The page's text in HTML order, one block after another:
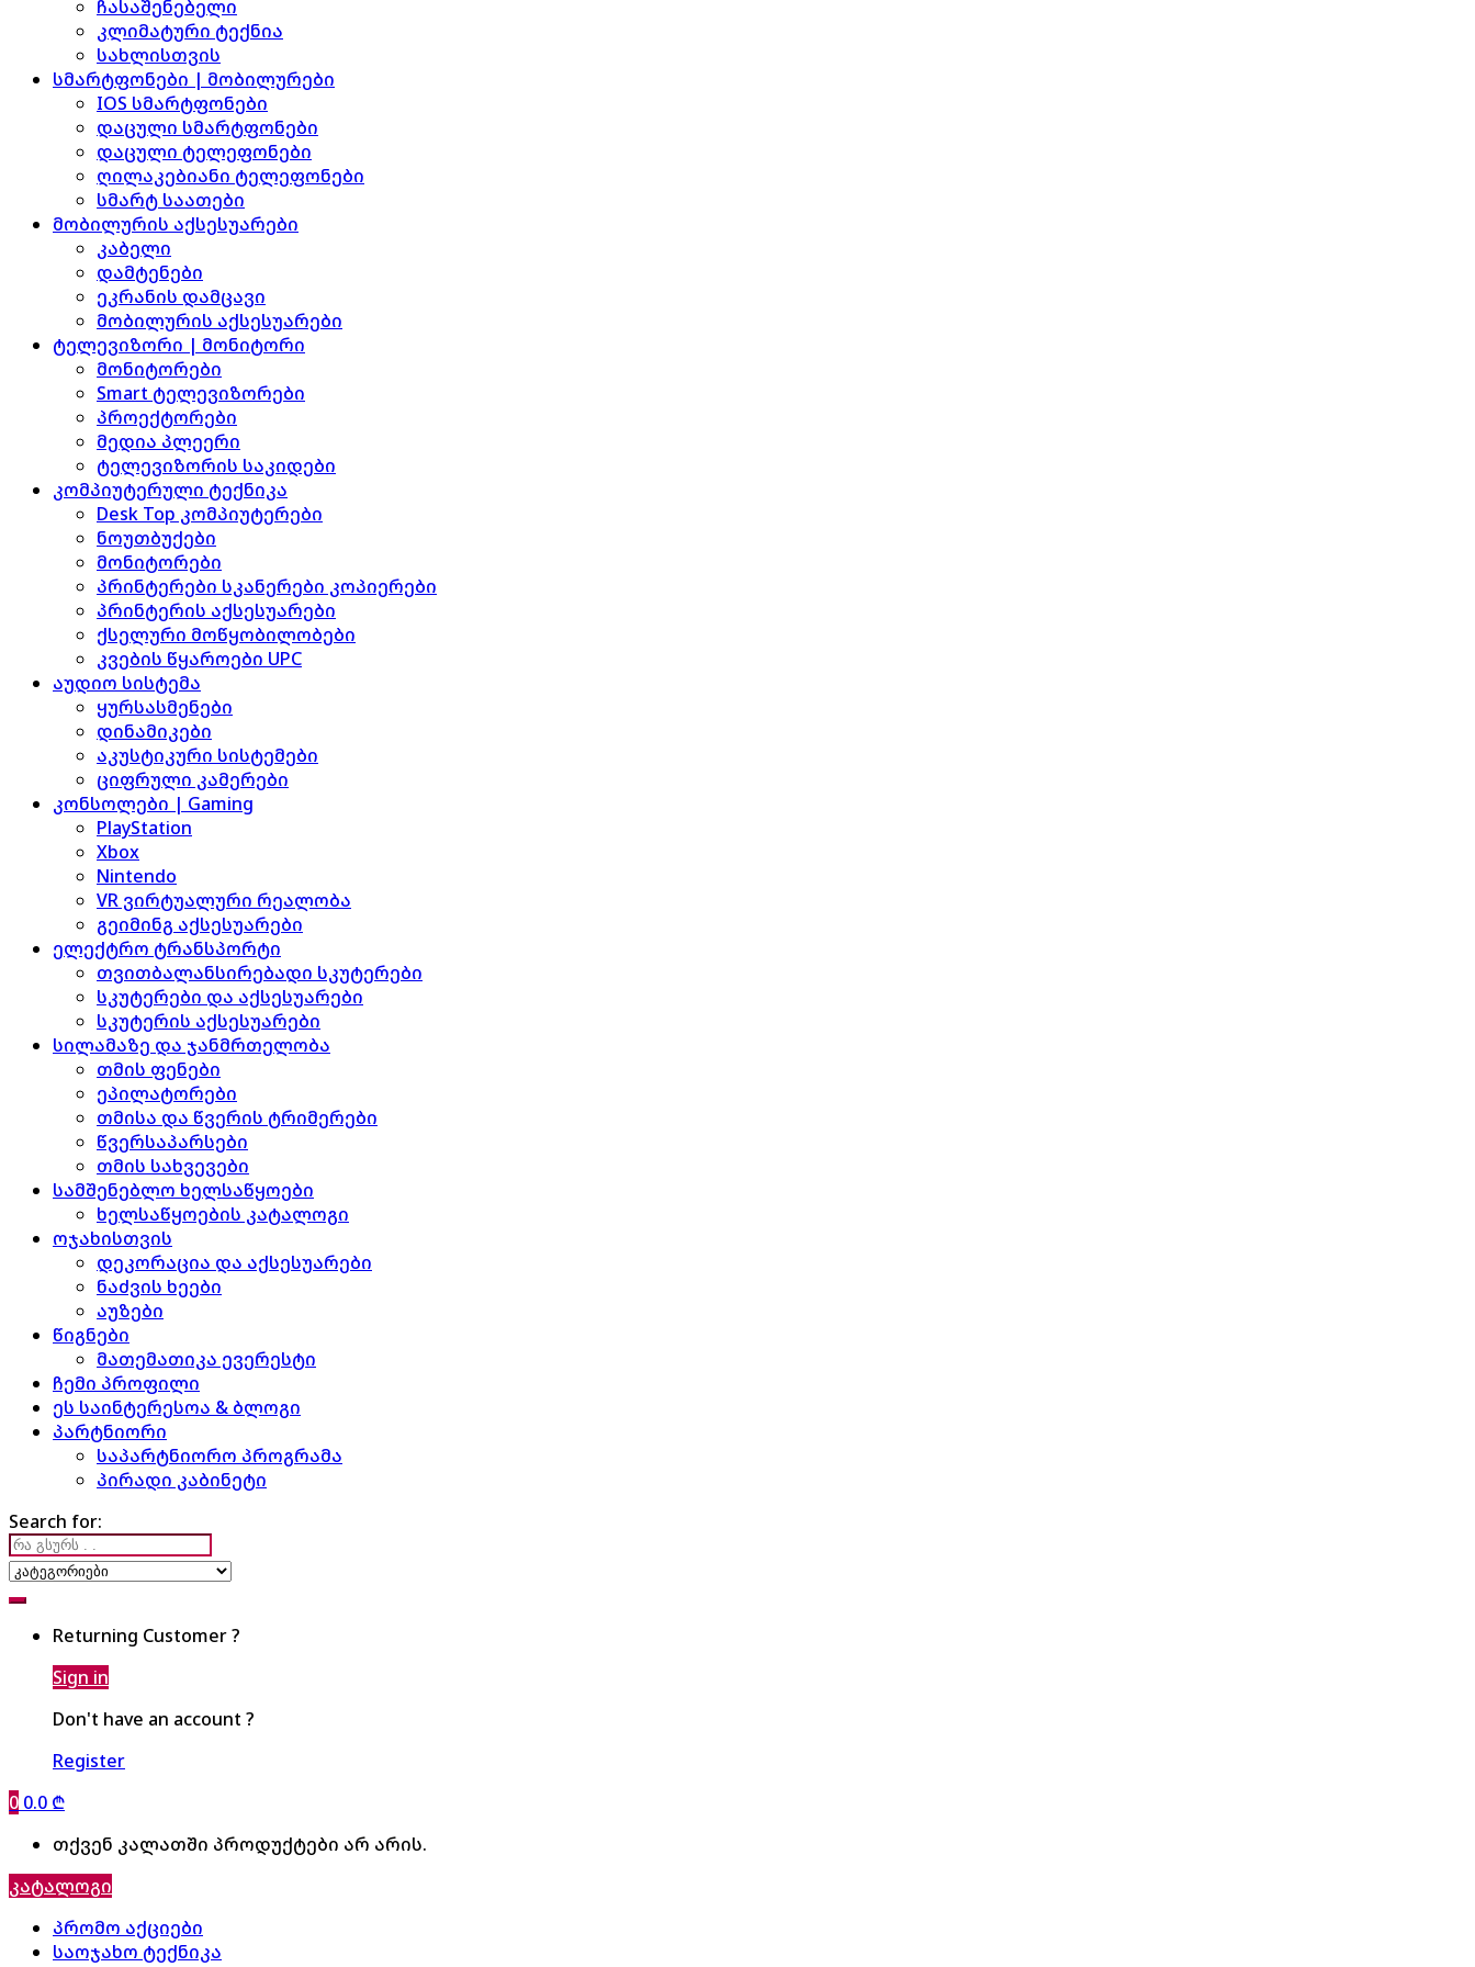
ჩასაშენებელი
კლიმატური ტექნია
სახლისთვის
სმარტფონები | მობილურები
IOS სმარტფონები
დაცული სმარტფონები
დაცული ტელეფონები
ღილაკებიანი ტელეფონები
სმარტ საათები
მობილურის აქსესუარები
კაბელი
დამტენები
ეკრანის დამცავი
მობილურის აქსესუარები
ტელევიზორი | მონიტორი
მონიტორები
Smart ტელევიზორები
პროექტორები
მედია პლეერი
ტელევიზორის საკიდები
კომპიუტერული ტექნიკა
Desk Top კომპიუტერები
ნოუთბუქები
მონიტორები
პრინტერები სკანერები კოპიერები
პრინტერის აქსესუარები
ქსელური მოწყობილობები
კვების წყაროები UPC
აუდიო სისტემა
ყურსასმენები
დინამიკები
აკუსტიკური სისტემები
ციფრული კამერები
კონსოლები | Gaming
PlayStation
Xbox
Nintendo
VR ვირტუალური რეალობა
გეიმინგ აქსესუარები
ელექტრო ტრანსპორტი
თვითბალანსირებადი სკუტერები
სკუტერები და აქსესუარები
სკუტერის აქსესუარები
სილამაზე და ჯანმრთელობა
თმის ფენები
ეპილატორები
თმისა და წვერის ტრიმერები
წვერსაპარსები
თმის სახვევები
სამშენებლო ხელსაწყოები
ხელსაწყოების კატალოგი
ოჯახისთვის
დეკორაცია და აქსესუარები
ნაძვის ხეები
აუზები
წიგნები
მათემათიკა ევერესტი
ჩემი პროფილი
ეს საინტერესოა & ბლოგი
პარტნიორი
საპარტნიორო პროგრამა
პირადი კაბინეტი
Search for:
Returning Customer ?
Sign in
Don't have an account ?
Register
0 0.0 ₾
თქვენ კალათში პროდუქტები არ არის.
კატალოგი
პრომო აქციები
საოჯახო ტექნიკა